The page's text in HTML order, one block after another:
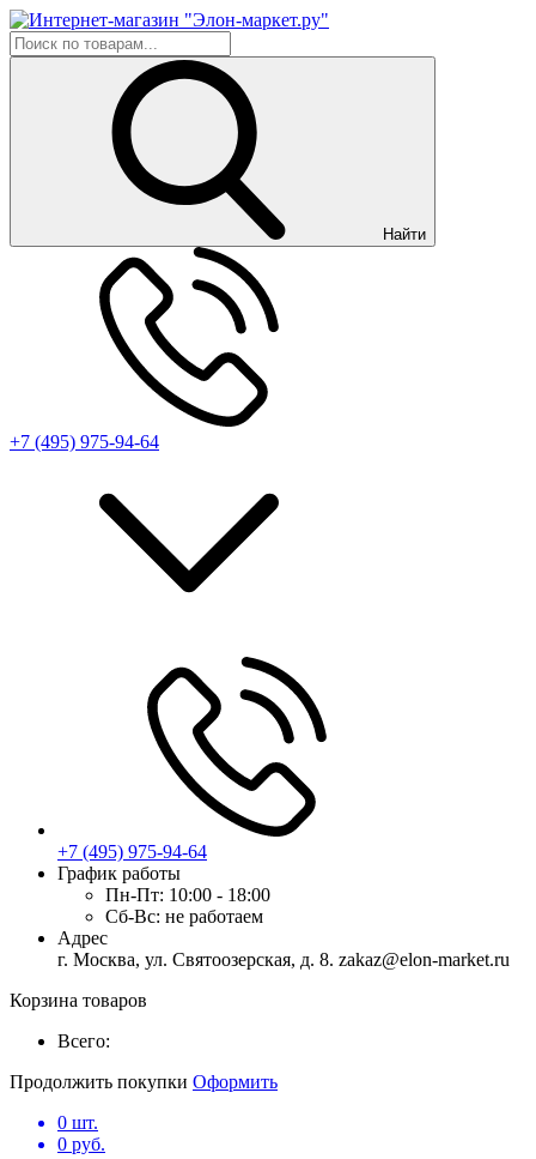
Найти
+7 (495) 975-94-64
+7 (495) 975-94-64
График работы
Пн-Пт: 10:00 - 18:00
Сб-Вс: не работаем
Адрес
г. Москва, ул. Святоозерская, д. 8. zakaz@elon-market.ru
Корзина товаров
Всего:
Продолжить покупки Оформить
0 шт.
0 руб.